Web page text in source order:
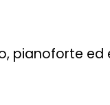
pianoforte